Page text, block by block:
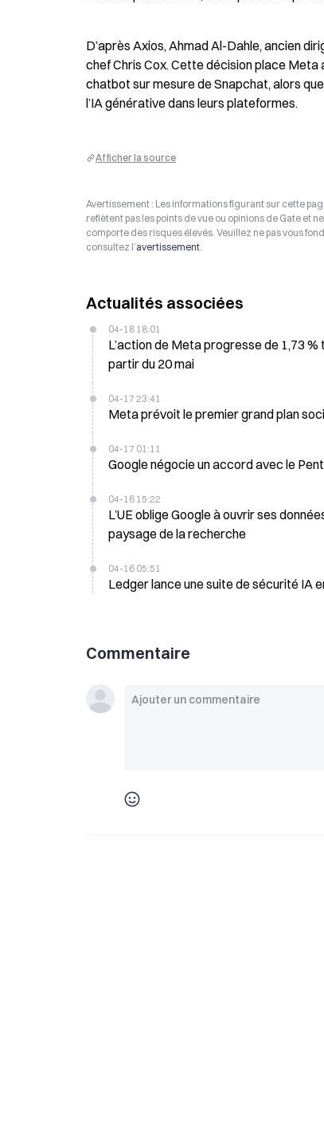
D’après Axios, Ahmad Al-Dahle, ancien
chef Chris Cox. Cette décision place Meta
chatbot sur mesure de Snapchat, alors
l’IA générative dans leurs plateformes.
Afficher la source
Avertissement : Les informations figurant sur cette
reflètent pas les points de vue ou opinions de Gate et
comporte des risques élevés. Veuillez ne pas vous
consultez l’avertissement.
Actualités associées
04-18 18:01
L’action de Meta progresse de 1,73
partir du 20 mai
04-17 23:41
Meta prévoit le premier grand plan
04-17 01:11
Google négocie un accord avec le
04-16 15:22
L’UE oblige Google à ouvrir ses
paysage de la recherche
04-16 05:51
Ledger lance une suite de sécurité IA
Commentaire